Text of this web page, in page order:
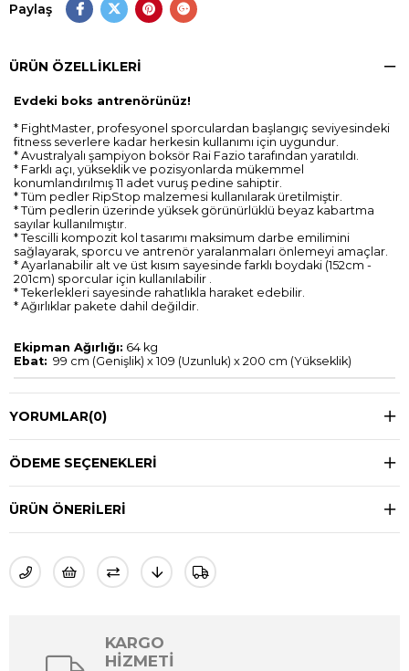
Paylaş
ÜRÜN ÖZELLIKLERI
Evdeki boks antrenörünüz!
* FightMaster, profesyonel sporculardan başlangıç seviyesindeki
fitness severlere kadar herkesin kullanımı için uygundur.
* Avustralyalı şampiyon boksör Rai Fazio tarafından yaratıldı.
* Farklı açı, yükseklik ve pozisyonlarda mükemmel
konumlandırılmış 11 adet vuruş pedine sahiptir.
* Tüm pedler RipStop malzemesi kullanılarak üretilmiştir.
* Tüm pedlerin üzerinde yüksek görünürlüklü beyaz kabartma
sayılar kullanılmıştır.
* Tescilli kompozit kol tasarımı maksimum darbe emilimini
sağlayarak, sporcu ve antrenör yaralanmaları önlemeyi amaçlar.
* Ayarlanabilir alt ve üst kısım sayesinde farklı boydaki (152cm -
201cm) sporcular için kullanılabilir .
* Tekerlekleri sayesinde rahatlıkla haraket edebilir.
* Ağırlıklar pakete dahil değildir.
Ekipman Ağırlığı: 64 kg
Ebat: 99 cm (Genişlik) x 109 (Uzunluk) x 200 cm (Yükseklik)
YORUMLAR(0)
ÖDEME SEÇENEKLERI
ÜRÜN ÖNERILERI
KARGO
HİZMETİ